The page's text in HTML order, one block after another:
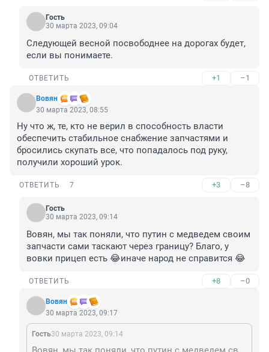
Гость
30 марта 2023, 09:04
Следующей весной посвободнее на дорогах будет,
если вы понимаете.
ОТВЕТИТЬ +1 –1
Вовян
30 марта 2023, 08:55
Ну что ж, те, кто не верил в способность власти
обеспечить стабильное снабжение запчастями и
бросились скупать все, что попадалось под руку,
получили хороший урок.
ОТВЕТИТЬ 7 +3 –8
Гость
30 марта 2023, 09:14
Вовян, мы так поняли, что путин с медведем своим
запчасти сами таскают через границу? Благо, у
вовки прицеп есть 😂иначе народ не справится 😂
ОТВЕТИТЬ +8 –0
Вовян
30 марта 2023, 09:17
Гость30 марта 2023, 09:14